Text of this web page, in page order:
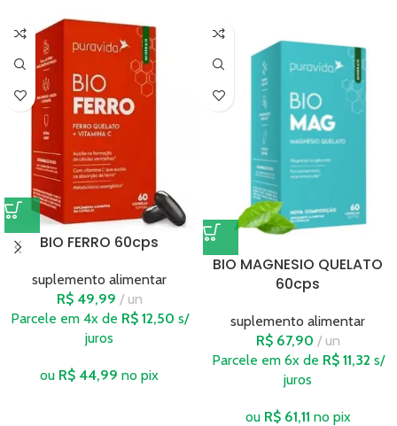
BIO FERRO 60cps
suplemento alimentar
R$49,99
un
Parcele em 4x de R$12,50 s/
juros
ou R$ 44,99 no pix
BIO MAGNESIO QUELATO
60cps
suplemento alimentar
R$67,90
un
Parcele em 6x de R$11,32 s/
juros
ou R$61,11 no pix